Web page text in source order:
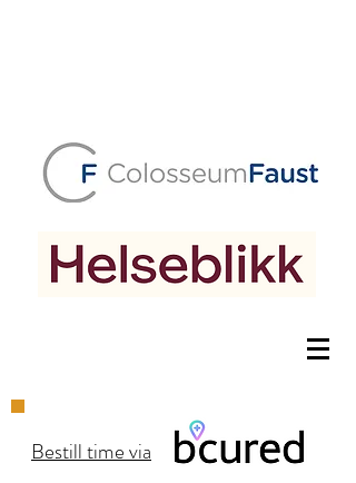
Bestill time via